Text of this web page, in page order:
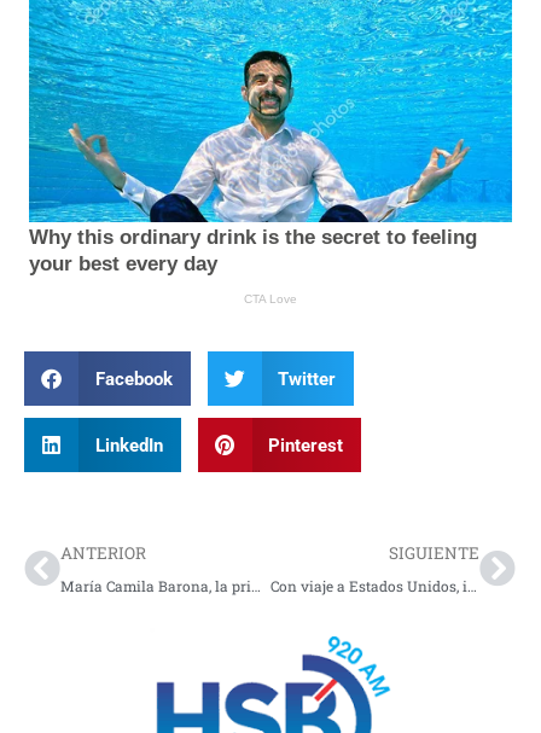
Facebook Twitter
LinkedIn Pinterest
ANTERIOR
María Camila Barona, la primera nadadora de Nariño convocada a Selección Colombia
SIGUIENTE
Con viaje a Estados Unidos, inicia la operación Mundial para Colombia